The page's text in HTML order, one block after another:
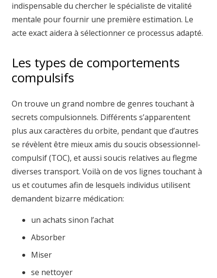
indispensable du chercher le spécialiste de vitalité
mentale pour fournir une première estimation. Le
acte exact aidera à sélectionner ce processus adapté.
Les types de comportements
compulsifs
On trouve un grand nombre de genres touchant à
secrets compulsionnels. Différents s’apparentent
plus aux caractères du orbite, pendant que d’autres
se révèlent être mieux amis du soucis obsessionnel-
compulsif (TOC), et aussi soucis relatives au flegme
diverses transport. Voilà on de vos lignes touchant à
us et coutumes afin de lesquels individus utilisent
demandent bizarre médication:
un achats sinon l’achat
Absorber
Miser
se nettoyer